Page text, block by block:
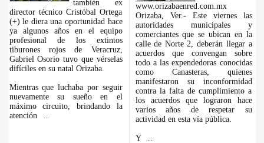
también ex
director técnico Cristóbal Ortega
(+) le diera una oportunidad hace
ya algunos años en el equipo
profesional de los extintos
tiburones rojos de Veracruz,
Gabriel Osorio tuvo que vérselas
difíciles en su natal Orizaba.
Mientras que luchaba por seguir
nuevamente su sueño en el
máximo circuito, brindando la
atención
www.orizabaenred.com.mx
Orizaba, Ver.- Este viernes las
autoridades municipales y
comerciantes que se ubican en la
calle de Norte 2, deberán llegar a
acuerdos que convengan sobre
todo a las expendedoras conocidas
como Canasteras, quienes
manifestaron su inconformidad
contra la falta de cumplimiento a
los acuerdos que lograron hace
varios años de respetar su
actividad en esta vía pública.
Y